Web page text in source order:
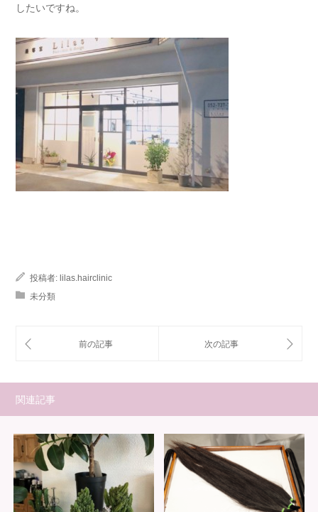
したいですね。
投稿者: lilas.hairclinic
未分類
関連記事